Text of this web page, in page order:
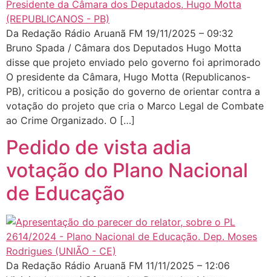
Da Redação Rádio Aruanã FM 19/11/2025 – 09:32
Bruno Spada / Câmara dos Deputados Hugo Motta
disse que projeto enviado pelo governo foi aprimorado
O presidente da Câmara, Hugo Motta (Republicanos-
PB), criticou a posição do governo de orientar contra a
votação do projeto que cria o Marco Legal de Combate
ao Crime Organizado. O […]
Pedido de vista adia
votação do Plano Nacional
de Educação
Da Redação Rádio Aruanã FM 11/11/2025 – 12:06